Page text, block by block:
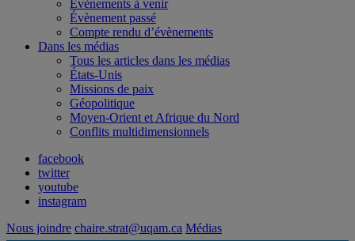
Évènements à venir
Évènement passé
Compte rendu d’évènements
Dans les médias
Tous les articles dans les médias
États-Unis
Missions de paix
Géopolitique
Moyen-Orient et Afrique du Nord
Conflits multidimensionnels
facebook
twitter
youtube
instagram
Nous joindre chaire.strat@uqam.ca Médias